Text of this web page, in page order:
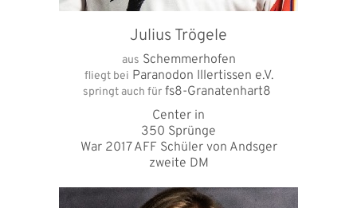
Julius Trögele
aus Schemmerhofen
fliegt bei Paranodon Illertissen e.V.
springt auch für fs8-Granatenhart8
Center in
350 Sprünge
War 2017 AFF Schüler von Andsger
zweite DM